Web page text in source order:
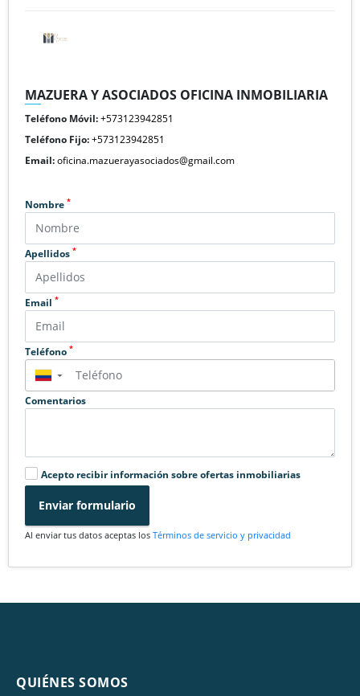
MAZUERA Y ASOCIADOS OFICINA INMOBILIARIA
Teléfono Móvil:+573123942851
Teléfono Fijo:+573123942851
Email:oficina.mazuerayasociados@gmail.com
Nombre *
Apellidos *
Email *
Teléfono *
▼
Comentarios
Acepto recibir información sobre ofertas inmobiliarias
Enviar formulario
Al enviar tus datos aceptas los Términos de servicio y privacidad
QUIÉNES SOMOS